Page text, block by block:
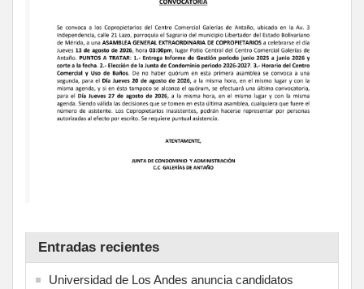
Entradas recientes
Universidad de Los Andes anuncia candidatos